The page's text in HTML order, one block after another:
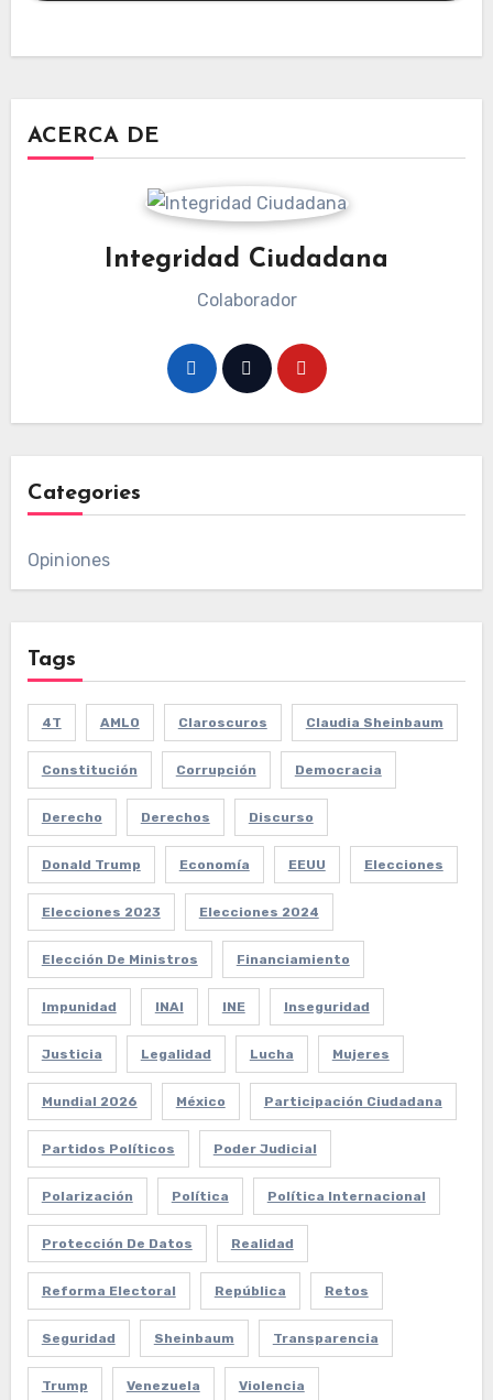
ACERCA DE
Integridad Ciudadana
Colaborador
Categories
Opiniones
Tags
4T AMLO Claroscuros Claudia Sheinbaum
Constitución Corrupción Democracia
Derecho Derechos Discurso
Donald Trump Economía EEUU Elecciones
Elecciones 2023 Elecciones 2024
Elección De Ministros Financiamiento
Impunidad INAI INE Inseguridad
Justicia Legalidad Lucha Mujeres
Mundial 2026 México Participación Ciudadana
Partidos Políticos Poder Judicial
Polarización Política Política Internacional
Protección De Datos Realidad
Reforma Electoral República Retos
Seguridad Sheinbaum Transparencia
Trump Venezuela Violencia